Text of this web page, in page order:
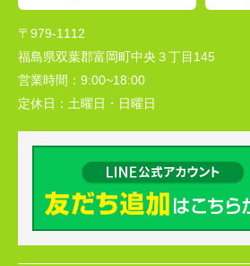
〒979-1112
福島県双葉郡富岡町中央３丁目145
営業時間： 9:00~18:00
定休日： 土曜日・日曜日